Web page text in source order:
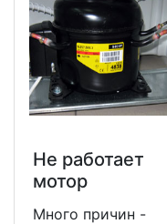
Не работает
мотор
Много причин -